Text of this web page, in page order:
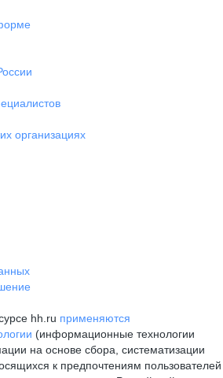
организациях
hh.ru применяются
(информационные технологии
на основе сбора, систематизации
к предпочтениям пользователей